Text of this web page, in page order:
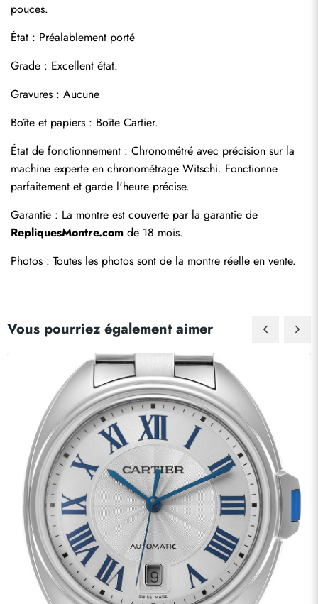
pouces.
État : Préalablement porté
Grade : Excellent état.
Gravures : Aucune
Boîte et papiers : Boîte Cartier.
État de fonctionnement : Chronométré avec précision sur la
machine experte en chronométrage Witschi. Fonctionne
parfaitement et garde l'heure précise.
RepliquesMontre.com de 18 mois.
Photos : Toutes les photos sont de la montre réelle en vente.
Vous pourriez également aimer
Envoyer